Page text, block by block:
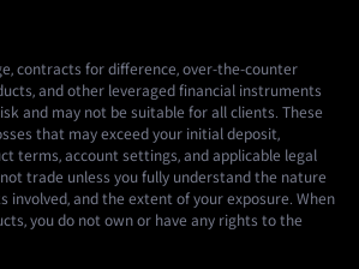
contracts for difference, over-the-counter
and other leveraged financial instruments
and may not be suitable for all clients. These
that may exceed your initial deposit,
terms, account settings, and applicable legal
trade unless you fully understand the nature
involved, and the extent of your exposure. When
you do not own or have any rights to the